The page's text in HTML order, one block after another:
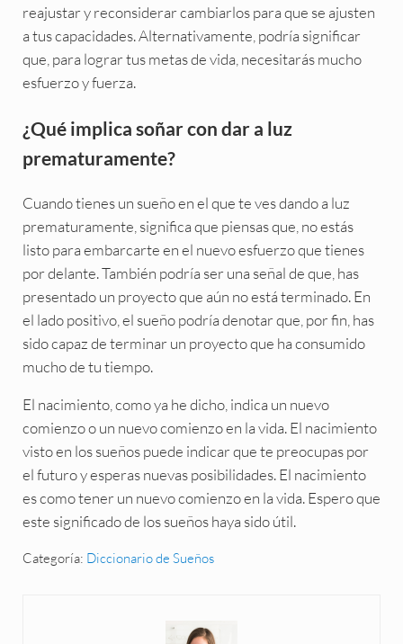
reajustar y reconsiderar cambiarlos para que se ajusten
a tus capacidades. Alternativamente, podría significar
que, para lograr tus metas de vida, necesitarás mucho
esfuerzo y fuerza.
¿Qué implica soñar con dar a luz
prematuramente?
Cuando tienes un sueño en el que te ves dando a luz
prematuramente, significa que piensas que, no estás
listo para embarcarte en el nuevo esfuerzo que tienes
por delante. También podría ser una señal de que, has
presentado un proyecto que aún no está terminado. En
el lado positivo, el sueño podría denotar que, por fin, has
sido capaz de terminar un proyecto que ha consumido
mucho de tu tiempo.
El nacimiento, como ya he dicho, indica un nuevo
comienzo o un nuevo comienzo en la vida. El nacimiento
visto en los sueños puede indicar que te preocupas por
el futuro y esperas nuevas posibilidades. El nacimiento
es como tener un nuevo comienzo en la vida. Espero que
este significado de los sueños haya sido útil.
Categoría: Diccionario de Sueños